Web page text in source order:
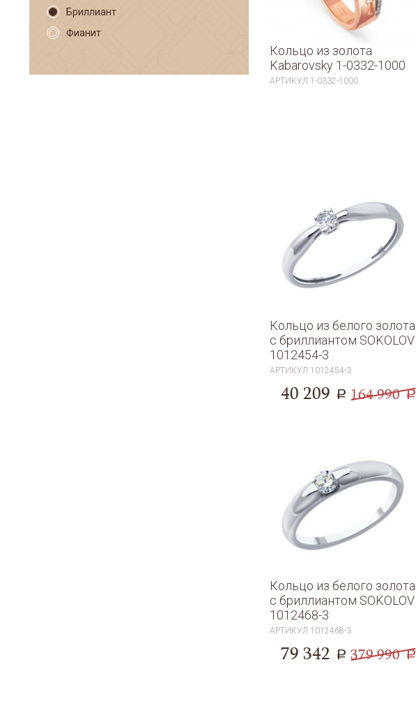
Бриллиант
Фианит
Кольцо из золота
Kabarovsky 1-0332-1000
АРТИКУЛ 1-0332-1000
Кольцо из белого золота
с бриллиантом SOKOLOV
1012454-3
АРТИКУЛ 1012454-3
40 209 a 164 990 a
Кольцо из белого золота
с бриллиантом SOKOLOV
1012468-3
АРТИКУЛ 1012468-3
79 342 a 379 990 a